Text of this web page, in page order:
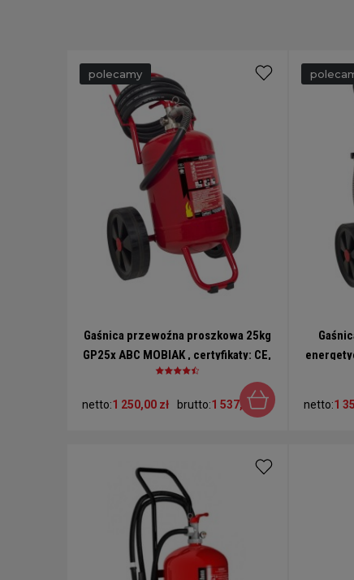
Gaśnica przewoźna proszkowa 25kg
GP25x ABC MOBIAK , certyfikaty: CE,
BSI, CNBOP, EN3, MED, MPA
netto:1 250,00 zł brutto:1 537,50 zł
polecamy
netto:1